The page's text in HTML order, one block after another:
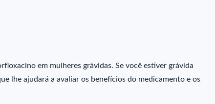
em mulheres grávidas. Se você estiver grávida
lhe ajudará a avaliar os benefícios do medicamento e os